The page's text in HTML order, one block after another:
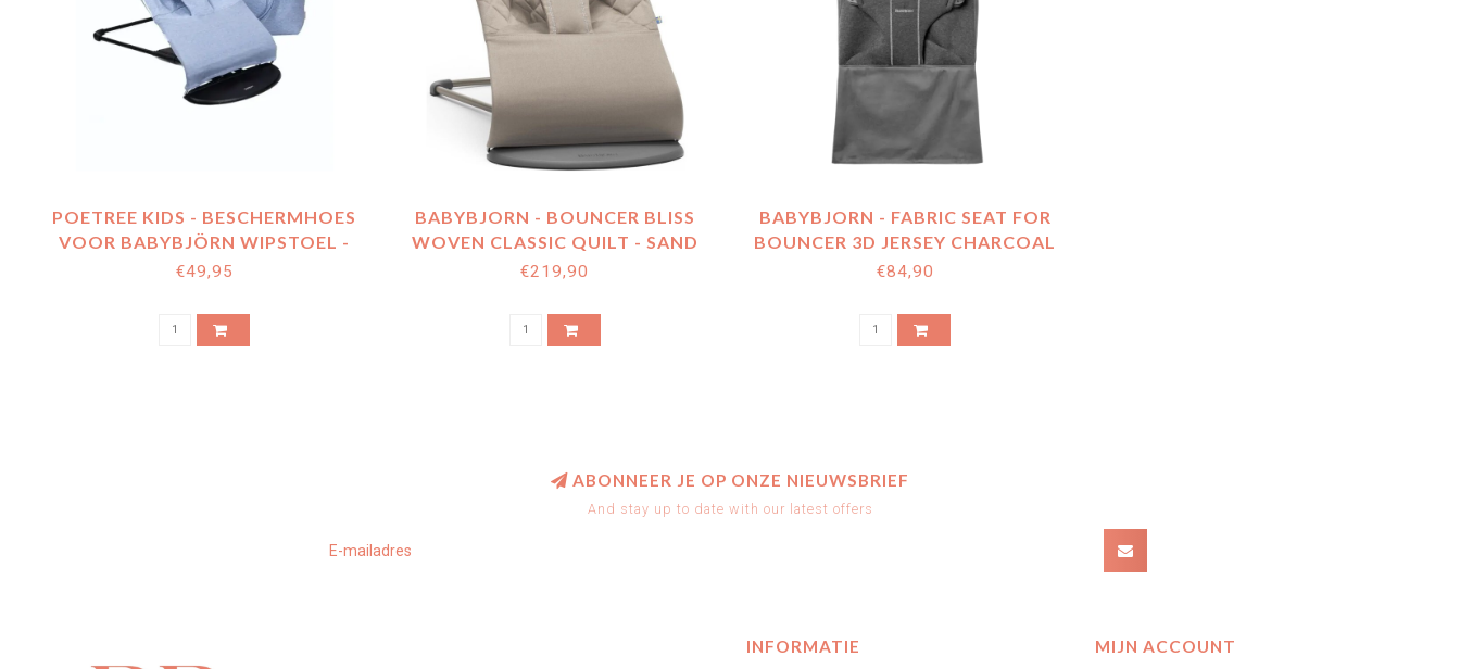
POETREE KIDS - BESCHERMHOES
VOOR BABYBJÖRN WIPSTOEL -
CHEVRON BLUE
€49,95
BABYBJORN - BOUNCER BLISS
WOVEN CLASSIC QUILT - SAND
GREY
€219,90
BABYBJORN - FABRIC SEAT FOR
BOUNCER 3D JERSEY CHARCOAL
GREY
€84,90
ABONNEER JE OP ONZE NIEUWSBRIEF
And stay up to date with our latest offers
INFORMATIE MIJN ACCOUNT